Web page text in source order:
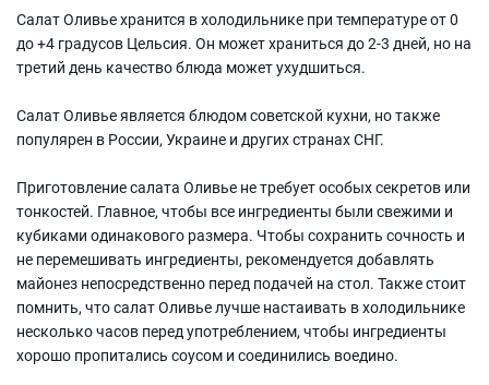
Салат Оливье хранится в холодильнике при температуре от 0
до +4 градусов Цельсия. Он может храниться до 2-3 дней, но на
третий день качество блюда может ухудшиться.
Салат Оливье является блюдом советской кухни, но также
популярен в России, Украине и других странах СНГ.
Приготовление салата Оливье не требует особых секретов или
тонкостей. Главное, чтобы все ингредиенты были свежими и
кубиками одинакового размера. Чтобы сохранить сочность и
не перемешивать ингредиенты, рекомендуется добавлять
майонез непосредственно перед подачей на стол. Также стоит
помнить, что салат Оливье лучше настаивать в холодильнике
несколько часов перед употреблением, чтобы ингредиенты
хорошо пропитались соусом и соединились воедино.